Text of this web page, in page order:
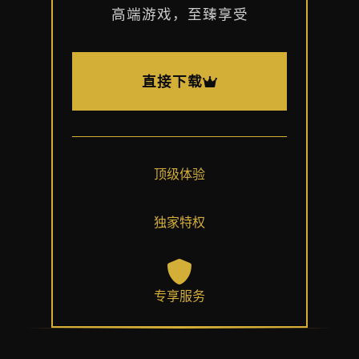
高端游戏，至臻享受
直接下载
顶级体验
独家特权
专享服务